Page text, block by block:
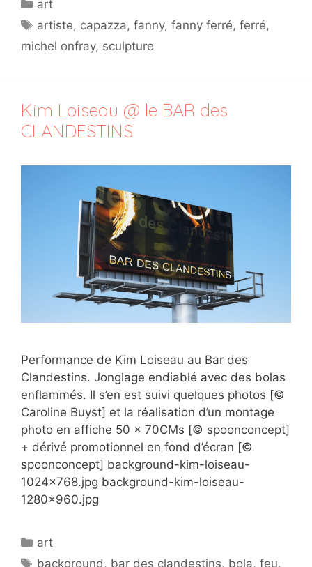
art
Étiquettes
artiste, capazza,fanny,fanny ferré,ferré,
michel onfray, sculpture
Kim Loiseau @ le BAR des
CLANDESTINS
Performance de Kim Loiseau au Bar des
Clandestins. Jonglage endiablé avec des bolas
enflammés. Il s’en est suivi quelques photos [©
Caroline Buyst] et la réalisation d’un montage
photo en affiche 50 x 70CMs [© spoonconcept]
+ dérivé promotionnel en fond d’écran [©
spoonconcept] background-kim-loiseau-
1024×768.jpg background-kim-loiseau-
1280×960.jpg
Catégories
art
Étiquettes
background, bar des clandestins, bola,feu,